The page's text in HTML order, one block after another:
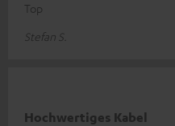
Top
Stefan S.
Hochwertiges Kabel